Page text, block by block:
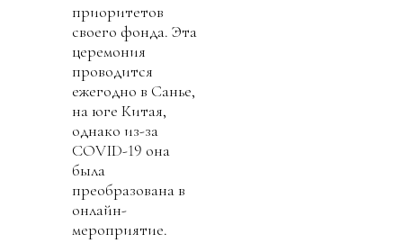
приоритетов
своего фонда. Эта
церемония
проводится
ежегодно в Санье,
на юге Китая,
однако из-за
COVID-19 она
была
преобразована в
онлайн-
мероприятие.